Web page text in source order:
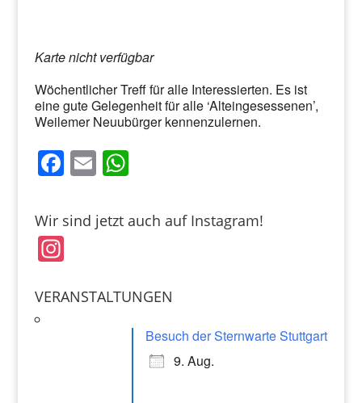
Karte nicht verfügbar
Wöchentlicher Treff für alle Interessierten. Es ist
eine gute Gelegenheit für alle ‘Alteingesessenen’,
Weilemer Neuubürger kennenzulernen.
F
c
e
b
o
E
ai
l
W
at
p
Wir sind jetzt auch auf Instagram!
In
a
VERANSTALTUNGEN
Besuch der Sternwarte Stuttgart
9. Aug.